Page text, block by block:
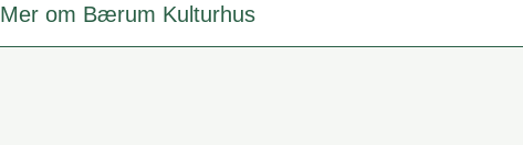
Mer om Bærum Kulturhus